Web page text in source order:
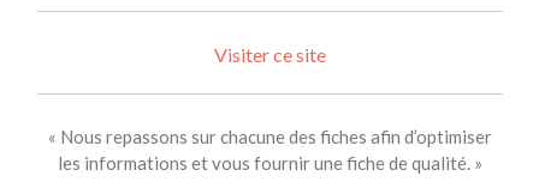
Visiter ce site
« Nous repassons sur chacune des fiches afin d’optimiser
les informations et vous fournir une fiche de qualité. »